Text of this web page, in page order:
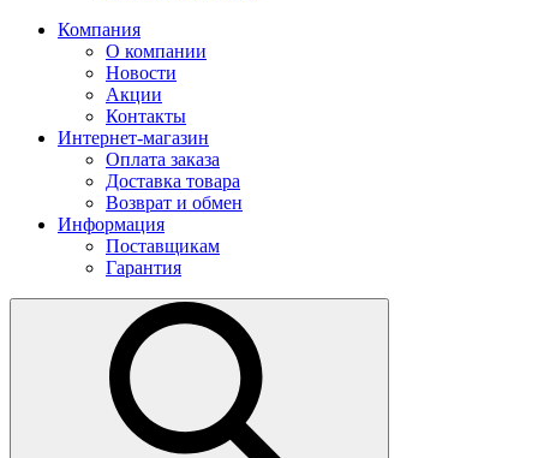
Компания
О компании
Новости
Акции
Контакты
Интернет-магазин
Оплата заказа
Доставка товара
Возврат и обмен
Информация
Поставщикам
Гарантия